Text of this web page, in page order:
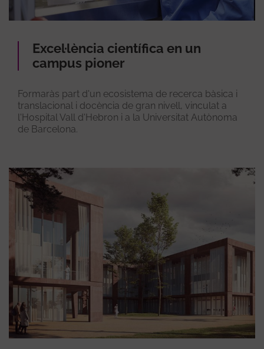
Excel·lència científica en un
campus pioner
Formaràs part d'un ecosistema de recerca bàsica i
translacional i docència de gran nivell, vinculat a
l'Hospital Vall d'Hebron i a la Universitat Autònoma
de Barcelona.